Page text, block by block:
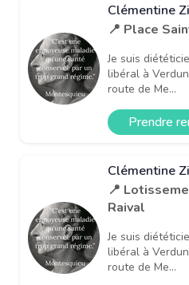
Clémentine
📍 Place
Je suis
libéral à
route de Me...
Prendre
Clémentine
📍
Raival
Je suis
libéral à
route de Me...